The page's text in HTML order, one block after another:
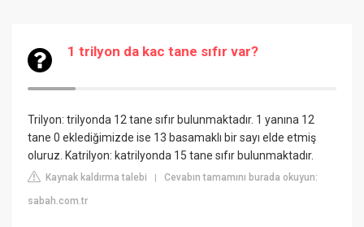
1 trilyon da kac tane sıfır var?
Trilyon: trilyonda 12 tane sıfır bulunmaktadır. 1 yanına 12
tane 0 eklediğimizde ise 13 basamaklı bir sayı elde etmiş
oluruz. Katrilyon: katrilyonda 15 tane sıfır bulunmaktadır.
Kaynak kaldırma talebi |Cevabın tamamını burada okuyun:
sabah.com.tr